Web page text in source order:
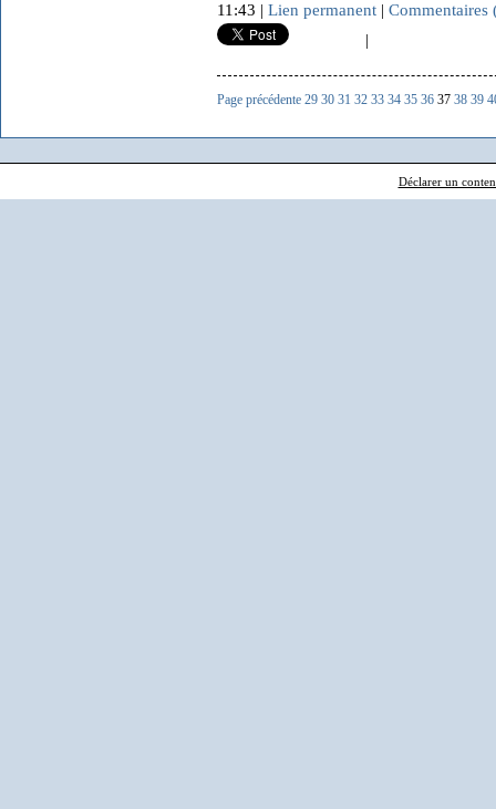
11:43 | Lien permanent | Commentaires
|
Page précédente 29 30 31 32 33 34 35 36 37 38 39
Déclarer un